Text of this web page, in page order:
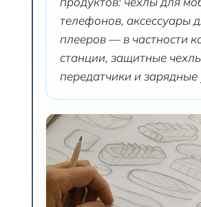
телефонов, аксессуары
плееров — в частности
станции, защитные
передатчики и зарядные